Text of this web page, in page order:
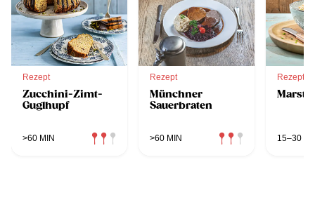
Rezept
Zucchini-Zimt-
Guglhupf
>60 MIN
Rezept
Münchner
Sauerbraten
>60 MIN
Rezept
15–30